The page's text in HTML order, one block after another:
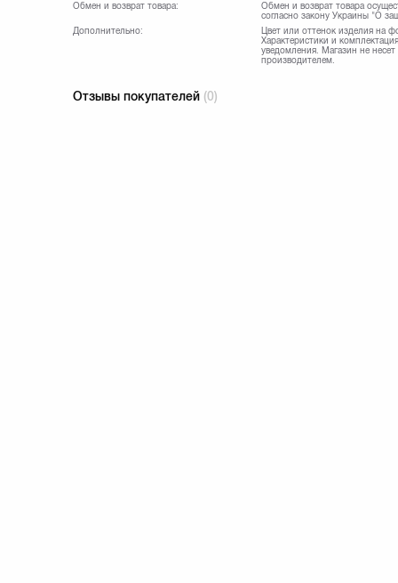
Обмен и возврат товара:
Обмен и возврат товара
согласно закону Украины "О
Дополнительно:
Цвет или оттенок изделия на
Характеристики и
уведомления. Магазин не
производителем.
Отзывы покупателей (0)